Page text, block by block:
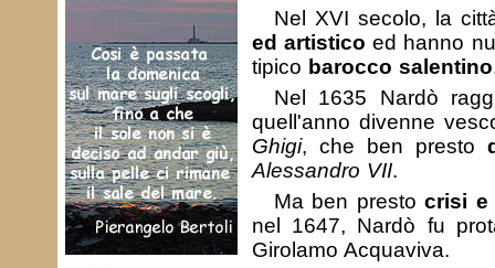
Nel XVI secolo, la
ed artistico ed hanno
tipico barocco salentino
Nel 1635 Nardò
quell'anno divenne
Ghigi, che ben presto
Alessandro VII.
Ma ben presto crisi e
nel 1647, Nardò fu
Girolamo Acquaviva.